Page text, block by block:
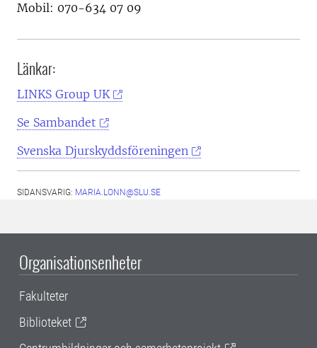
Mobil: 070-634 07 09
Länkar:
LINKS Group UK
Se Sambandet
Svenska Djurskyddsföreningen
SIDANSVARIG: MARIA.LONN@SLU.SE
Organisationsenheter
Fakulteter
Biblioteket